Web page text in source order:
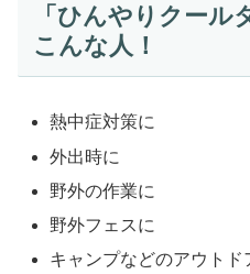
「ひんやりクール
こんな人！
熱中症対策に
外出時に
野外の作業に
野外フェスに
キャンプなどのアウトド